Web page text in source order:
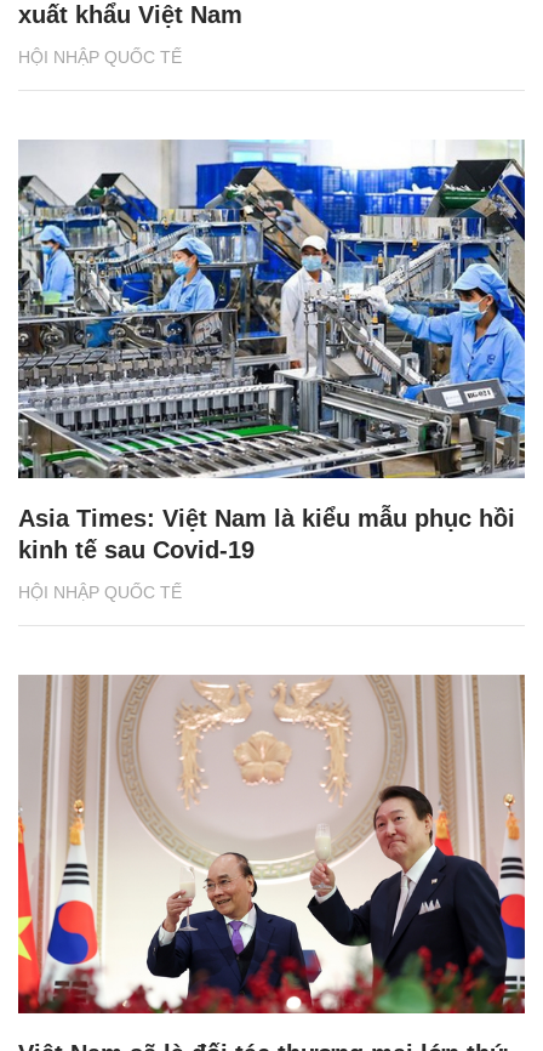
HỘI NHẬP QUỐC TẾ
xuất khẩu Việt Nam
HỘI NHẬP QUỐC TẾ
Asia Times: Việt Nam là kiểu mẫu phục hồi
kinh tế sau Covid-19